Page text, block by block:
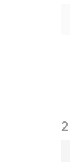
2